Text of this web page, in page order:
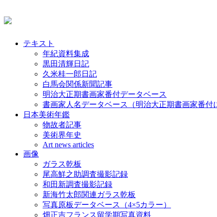
テキスト
年紀資料集成
黒田清輝日記
久米桂一郎日記
白馬会関係新聞記事
明治大正期書画家番付データベース
書画家人名データベース（明治大正期書画家番付
日本美術年鑑
物故者記事
美術界年史
Art news articles
画像
ガラス乾板
尾高鮮之助調査撮影記録
和田新調査撮影記録
新海竹太郎関連ガラス乾板
写真原板データベース（4×5カラー）
畑正吉フランス留学期写真資料